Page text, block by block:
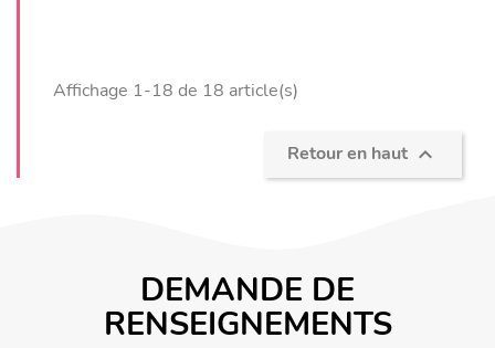
Affichage 1-18 de 18 article(s)
Retour en haut 
DEMANDE DE
RENSEIGNEMENTS